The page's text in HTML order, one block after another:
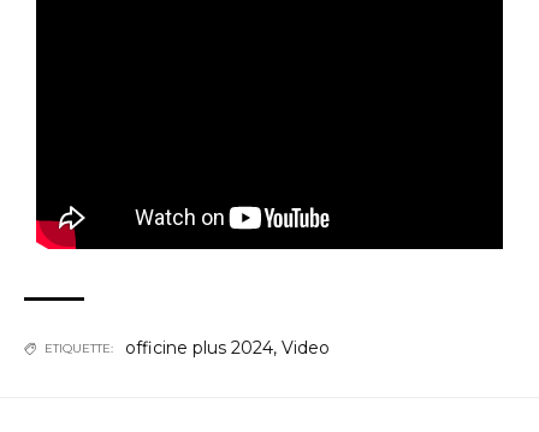
ETIQUETTE: officine plus 2024, Video